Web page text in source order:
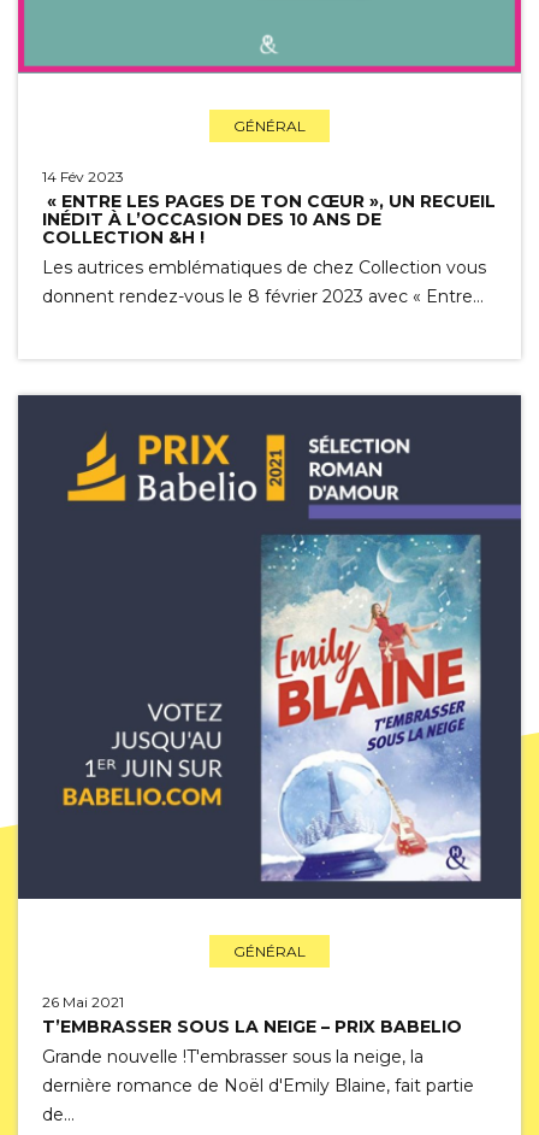
GÉNÉRAL
14 Fév 2023
« ENTRE LES PAGES DE TON CŒUR », UN RECUEIL
INÉDIT À L’OCCASION DES 10 ANS DE
COLLECTION &H !
Les autrices emblématiques de chez Collection vous
donnent rendez-vous le 8 février 2023 avec « Entre…
GÉNÉRAL
26 Mai 2021
T’EMBRASSER SOUS LA NEIGE – PRIX BABELIO
Grande nouvelle !T'embrasser sous la neige, la
dernière romance de Noël d'Emily Blaine, fait partie
de…